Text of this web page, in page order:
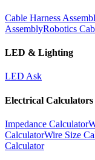
Cable Harness
AssemblyRobotics
LED & Lighting
LED Ask
Electrical Calculators
Impedance Calculator
CalculatorWire Size
Calculator